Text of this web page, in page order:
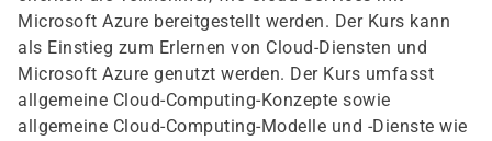
Microsoft Azure bereitgestellt werden. Der Kurs kann
als Einstieg zum Erlernen von Cloud-Diensten und
Microsoft Azure genutzt werden. Der Kurs umfasst
allgemeine Cloud-Computing-Konzepte sowie
allgemeine Cloud-Computing-Modelle und -Dienste wie